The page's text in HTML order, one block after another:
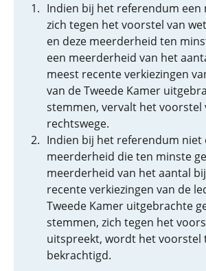
Indien bij het referendum een
zich tegen het voorstel van
en deze meerderheid ten
een meerderheid van het
meest recente verkiezingen
van de Tweede Kamer
stemmen, vervalt het voorstel
rechtswege.
Indien bij het referendum niet
meerderheid die ten minste
meerderheid van het aantal
recente verkiezingen van de
Tweede Kamer uitgebrachte
stemmen, zich tegen het
uitspreekt, wordt het voorstel
bekrachtigd.